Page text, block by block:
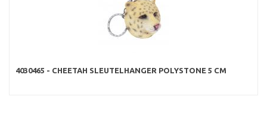
4030465 - CHEETAH SLEUTELHANGER POLYSTONE 5 CM